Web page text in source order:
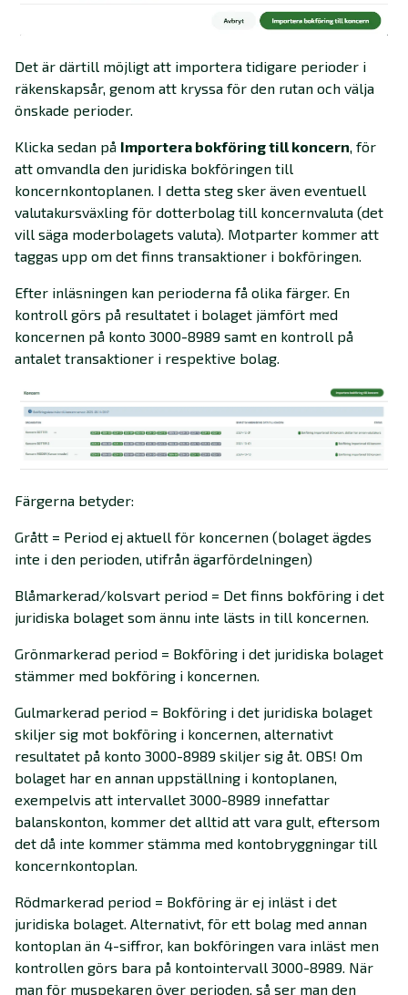
Det är därtill möjligt att importera tidigare perioder i
räkenskapsår, genom att kryssa för den rutan och välja
önskade perioder.
Klicka sedan på Importera bokföring till koncern, för
att omvandla den juridiska bokföringen till
koncernkontoplanen. I detta steg sker även eventuell
valutakursväxling för dotterbolag till koncernvaluta (det
vill säga moderbolagets valuta). Motparter kommer att
taggas upp om det finns transaktioner i bokföringen.
Efter inläsningen kan perioderna få olika färger. En
kontroll görs på resultatet i bolaget jämfört med
koncernen på konto 3000-8989 samt en kontroll på
antalet transaktioner i respektive bolag.
Färgerna betyder:
Grått = Period ej aktuell för koncernen (bolaget ägdes
inte i den perioden, utifrån ägarfördelningen)
Blåmarkerad/kolsvart period = Det finns bokföring i det
juridiska bolaget som ännu inte lästs in till koncernen.
Grönmarkerad period = Bokföring i det juridiska bolaget
stämmer med bokföring i koncernen.
Gulmarkerad period = Bokföring i det juridiska bolaget
skiljer sig mot bokföring i koncernen, alternativt
resultatet på konto 3000-8989 skiljer sig åt. OBS! Om
bolaget har en annan uppställning i kontoplanen,
exempelvis att intervallet 3000-8989 innefattar
balanskonton, kommer det alltid att vara gult, eftersom
det då inte kommer stämma med kontobryggningar till
koncernkontoplan.
Rödmarkerad period = Bokföring är ej inläst i det
juridiska bolaget. Alternativt, för ett bolag med annan
kontoplan än 4-siffror, kan bokföringen vara inläst men
kontrollen görs bara på kontointervall 3000-8989. När
man för muspekaren över perioden, så ser man den